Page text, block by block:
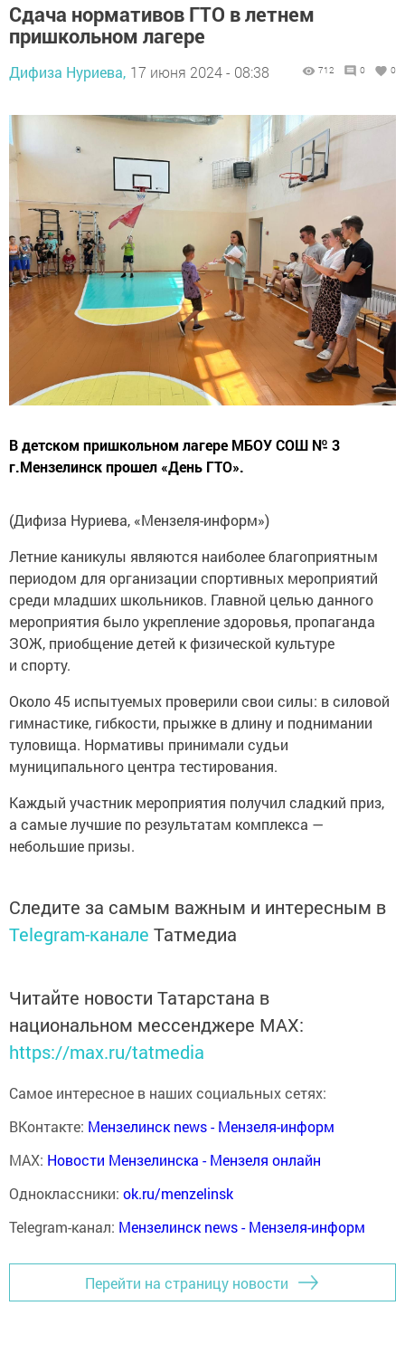
Сдача нормативов ГТО в летнем
пришкольном лагере
Дифиза Нуриева, 17 июня 2024 - 08:38 712 0 0
В детском пришкольном лагере МБОУ СОШ № 3
г.Мензелинск прошел «День ГТО».
(Дифиза Нуриева, «Мензеля-информ»)
Летние каникулы являются наиболее благоприятным
периодом для организации спортивных мероприятий
среди младших школьников. Главной целью данного
мероприятия было укрепление здоровья, пропаганда
ЗОЖ, приобщение детей к физической культуре
и спорту.
Около 45 испытуемых проверили свои силы: в силовой
гимнастике, гибкости, прыжке в длину и поднимании
туловища. Нормативы принимали судьи
муниципального центра тестирования.
Каждый участник мероприятия получил сладкий приз,
а самые лучшие по результатам комплекса —
небольшие призы.
Следите за самым важным и интересным в
Telegram-канале Татмедиа
Читайте новости Татарстана в
национальном мессенджере MАХ:
https://max.ru/tatmedia
Самое интересное в наших социальных сетях:
ВКонтакте: Мензелинск news - Мензеля-информ
MAX: Новости Мензелинска - Мензеля онлайн
Одноклассники: ok.ru/menzelinsk
Telegram-канал: Мензелинск news - Мензеля-информ
Перейти на страницу новости